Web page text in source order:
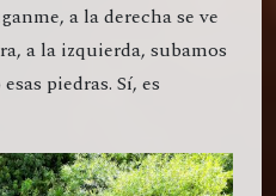
a la derecha se ve
a la izquierda, subamos
piedras. Sí, es